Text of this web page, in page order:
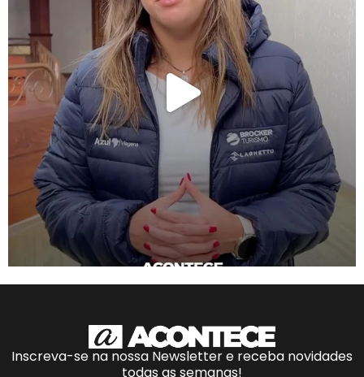
Inscreva-se na nossa Newsletter e receba novidades
todas as semanas!